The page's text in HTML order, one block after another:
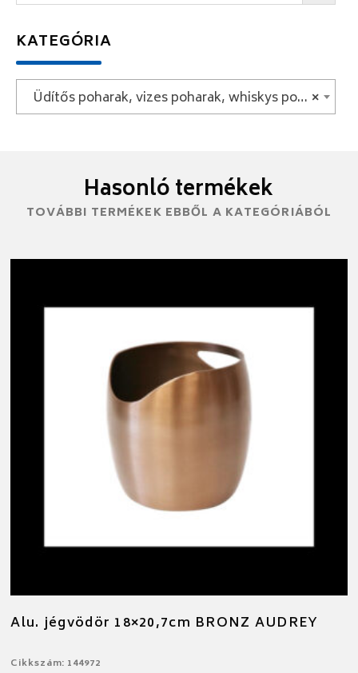
KATEGÓRIA
×
Üdítős poharak, vizes poharak, whiskys poharak
Hasonló termékek
TOVÁBBI TERMÉKEK EBBŐL A KATEGÓRIÁBÓL
Alu. jégvödör 18×20,7cm BRONZ AUDREY
Cikkszám: 144972